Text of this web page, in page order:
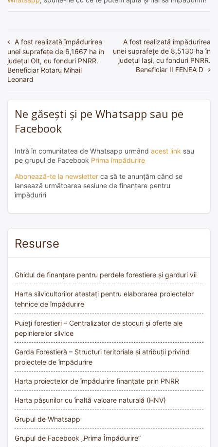
Navigare
în
articole
A fost realizată împădurirea
unei suprafețe de 6,1667 ha în
județul Olt, cu fonduri PNRR.
Beneficiar Rotaru Mihail
Leonard
A fost realizată împădurirea
unei suprafețe de 8,5130 ha în
județul Iași, cu fonduri PNRR.
Beneficiar II FENEA D
Ne găsești și pe Whatsapp sau pe
Facebook
Intră în comunitatea de Whatsapp urmând acest link sau
pe grupul de Facebook Prima împădurire
Abonează-te la newsletter ca să te anunțăm când se
lansează următoarea sesiune de finanțare pentru
împăduriri
Resurse
Ghidul de finanțare pentru perdele forestiere și garduri vii
Harta silvicultorilor atestați pentru elaborarea proiectelor
tehnice de împădurire
Puieți forestieri – Centralizator de stocuri și oferte ale
pepinierelor silvice
Garda Forestieră – Structuri teritoriale și atribuții privind
proiectele de împădurire
Harta proiectelor de împădurire finanțate prin PNRR
Harta pășunilor cu înaltă valoare naturală (HNV)
Grupul de Whatsapp
Grupul de Facebook „Prima Împădurire”